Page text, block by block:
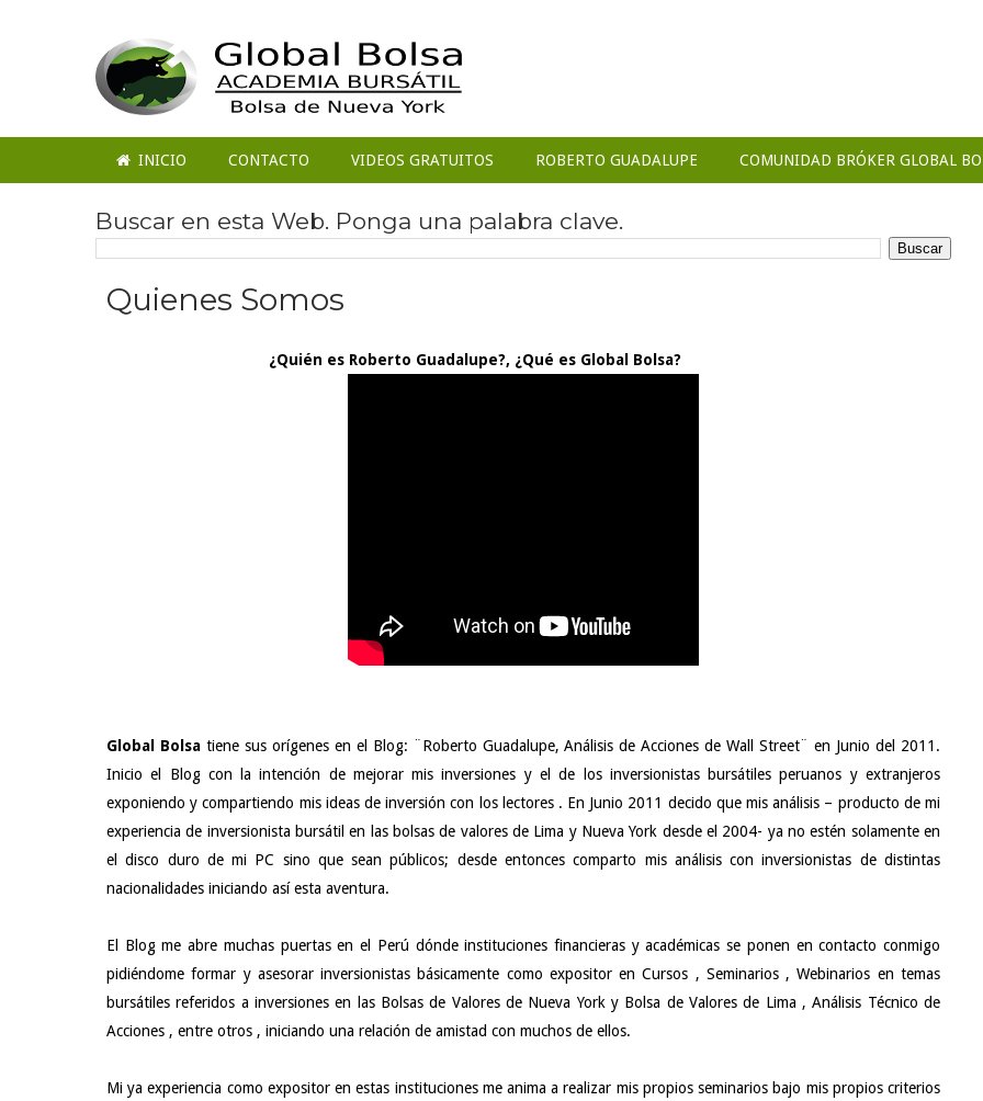
INICIO CONTACTO VIDEOS GRATUITOS ROBERTO GUADALUPE COMUNIDAD BRÓKER GLOBAL
Buscar en esta Web. Ponga una palabra clave.
Quienes Somos
¿Quién es Roberto Guadalupe?, ¿Qué es Global Bolsa?
Global Bolsatiene sus orígenes en el Blog: ¨Roberto Guadalupe, Análisis de Acciones de Wall Street¨ en Junio del 2011.
Inicio el Blog con la intención de mejorar mis inversiones y el de los inversionistas bursátiles peruanos y extranjeros
exponiendo y compartiendo mis ideas de inversión con los lectores . En Junio 2011 decido que mis análisis – producto de mi
experiencia de inversionista bursátil en las bolsas de valores de Lima y Nueva York desde el 2004- ya no estén solamente en
el disco duro de mi PC sino que sean públicos; desde entonces comparto mis análisis con inversionistas de distintas
nacionalidades iniciando así esta aventura.
El Blog me abre muchas puertas en el Perú dónde instituciones financieras y académicas se ponen en contacto conmigo
pidiéndome formar y asesorar inversionistas básicamente como expositor en Cursos , Seminarios , Webinarios en temas
bursátiles referidos a inversiones en las Bolsas de Valores de Nueva York y Bolsa de Valores de Lima , Análisis Técnico de
Acciones , entre otros , iniciando una relación de amistad con muchos de ellos.
Mi ya experiencia como expositor en estas instituciones me anima a realizar mis propios seminarios bajo mis propios criterios